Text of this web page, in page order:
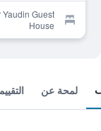
Yaudin Guest
House
لمحة عن